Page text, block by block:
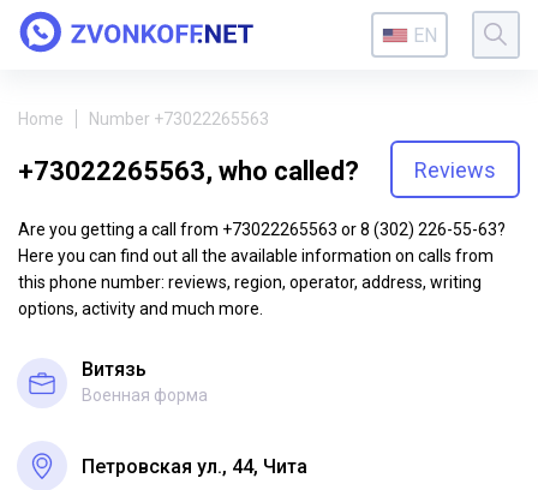
EN
Home Number +73022265563
+73022265563, who called? Reviews
Are you getting a call from +73022265563 or 8 (302) 226-55-63?
Here you can find out all the available information on calls from
this phone number: reviews, region, operator, address, writing
options, activity and much more.
Витязь
Военная форма
Петровская ул., 44, Чита